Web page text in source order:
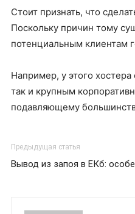
Стоит признать, что
Поскольку причин тому
потенциальным клиентам
Например, у этого
так и крупным
подавляющему
Предыдущая статья
Вывод из запоя в ЕКб: